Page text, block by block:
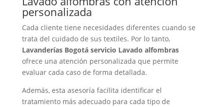
personalizada
Cada cliente tiene necesidades diferentes cuando se
trata del cuidado de sus textiles. Por lo tanto,
Lavanderías Bogotá servicio Lavado alfombras
ofrece una atención personalizada que permite
evaluar cada caso de forma detallada.
Además, esta asesoría facilita identificar el
tratamiento más adecuado para cada tipo de